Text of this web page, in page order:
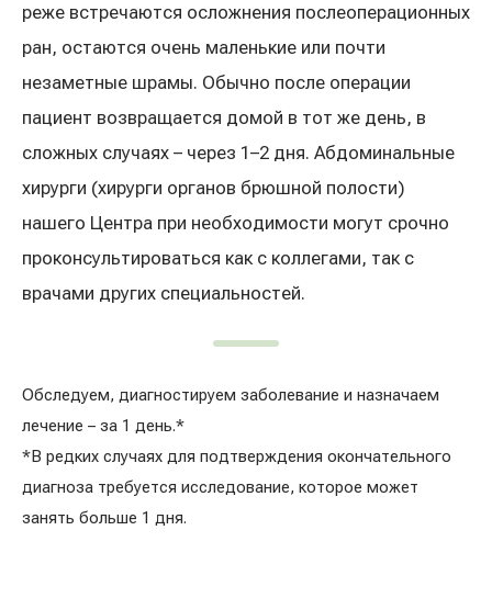
реже встречаются осложнения послеоперационных
ран, остаются очень маленькие или почти
незаметные шрамы. Обычно после операции
пациент возвращается домой в тот же день, в
сложных случаях – через 1–2 дня. Абдоминальные
хирурги (хирурги органов брюшной полости)
нашего Центра при необходимости могут срочно
проконсультироваться как с коллегами, так с
врачами других специальностей.
Обследуем, диагностируем заболевание и назначаем
лечение – за 1 день.*
*В редких случаях для подтверждения окончательного
диагноза требуется исследование, которое может
занять больше 1 дня.